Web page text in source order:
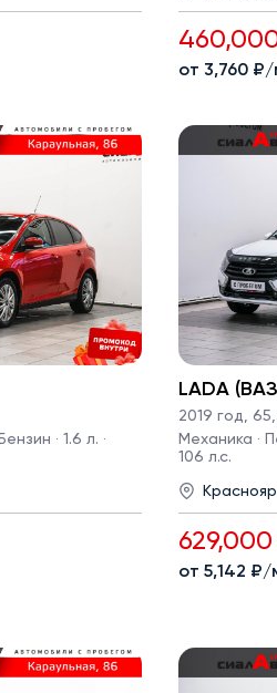
от 3,760
· 1.6 л. ·
LADA
2019 год
Механика ·
106 л.с.
от 5,142 ₽/